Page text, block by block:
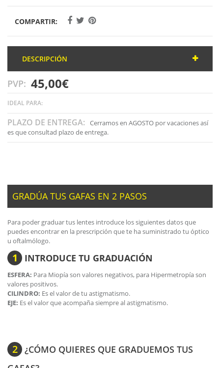
PVP: 45,00€
IDEAL PARA:
PLAZO DE ENTREGA:
Cerramos en AGOSTO por vacaciones así
es que consultad plazo de entrega.
GRADÚA TUS GAFAS EN 2 PASOS
Para poder graduar tus lentes introduce los siguientes datos que
puedes encontrar en la prescripción que te ha suministrado tu óptico
u oftalmólogo.
1 INTRODUCE TU GRADUACIÓN
ESFERA: Para Miopía son valores negativos, para Hipermetropía son
valores positivos.
CILINDRO: Es el valor de tu astigmatismo.
EJE: Es el valor que acompaña siempre al astigmatismo.
2
¿CÓMO QUIERES QUE GRADUEMOS TUS
COMPARTIR:
DESCRIPCIÓN
tu máscara de buceo y reducirlo a 48 horas, siempre y
cuando las lentes y la máscara de buceo estén de stock en
el momento. Consulta con nosotros :)